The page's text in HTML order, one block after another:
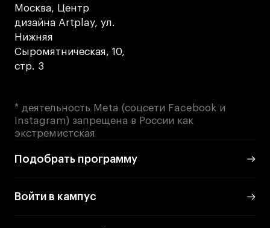
Москва, Центр
дизайна Artplay, ул.
Нижняя
Сыромятническая, 10,
стр. 3
* деятельность Meta (соцсети Facebook и
Instagram) запрещена в России как
экстремистская
Подобрать программу
Войти в кампус